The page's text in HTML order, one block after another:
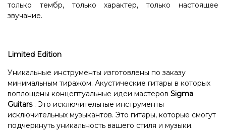
только тембр, только характер, только настоящее
звучание.
Limited Edition
Уникальные инструменты изготовлены по заказу
минимальным тиражом. Акустические гитары в которых
воплощены концептуальные идеи мастеров Sigma
Guitars. Это исключительные инструменты
исключительных музыкантов. Это гитары, которые смогут
подчеркнуть уникальность вашего стиля и музыки.